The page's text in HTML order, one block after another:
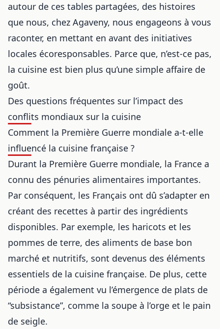
autour de ces tables partagées, des histoires
que nous, chez Agaveny, nous engageons à vous
raconter, en mettant en avant des initiatives
locales écoresponsables. Parce que, n’est-ce pas,
la cuisine est bien plus qu’une simple affaire de
goût.
Des questions fréquentes sur l’impact des
conflits mondiaux sur la cuisine
Comment la Première Guerre mondiale a-t-elle
influencé la cuisine française ?
Durant la Première Guerre mondiale, la France a
connu des pénuries alimentaires importantes.
Par conséquent, les Français ont dû s’adapter en
créant des recettes à partir des ingrédients
disponibles. Par exemple, les haricots et les
pommes de terre, des aliments de base bon
marché et nutritifs, sont devenus des éléments
essentiels de la cuisine française. De plus, cette
période a également vu l’émergence de plats de
“subsistance”, comme la soupe à l’orge et le pain
de seigle.